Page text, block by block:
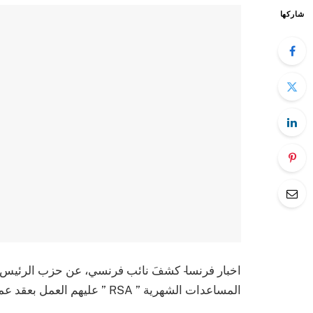
شاركها
اخبار فرنسا- كشفَ نائب فرنسي، عن حزب الرئيس
المساعدات الشهرية ” RSA ” عليهم العمل بعقد عمل إلزامي مدته ثلاث ساعات يومياً مع بداية العام القادم.